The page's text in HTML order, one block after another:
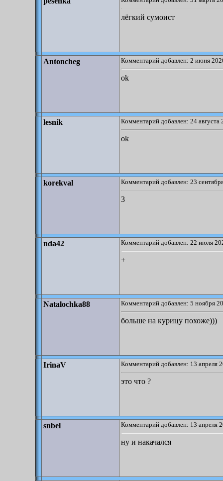
лёгкий сумоист
Antoncheg Комментарий добавлен: 2 июня
ok
lesnik Комментарий добавлен: 24 августа
ok
korekval Комментарий добавлен: 23
3
nda42 Комментарий добавлен: 22 июля
+
Natalochka88 Комментарий добавлен: 5 ноября
больше на курицу похоже)))
IrinaV Комментарий добавлен: 13 апреля
это что ?
snbel Комментарий добавлен: 13 апреля
ну и накачался